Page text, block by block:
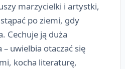
marzycielki i artystki,
po ziemi, gdy
Cechuje ją duża
uwielbia otaczać się
kocha literaturę,